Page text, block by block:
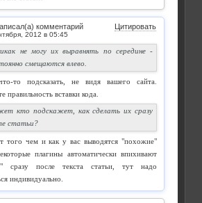
комментарий Цитировать
не могу их выравнять по середине -
смещаются влево.
то подсказать, не видя вашего сайта.
правильность вставки кода.
кто подскажет, как сделать их сразу
статьи?
того чем и как у вас выводятся "похожие"
плагины автоматически впихивают
сразу после текста статьи, тут надо
индивидуально.